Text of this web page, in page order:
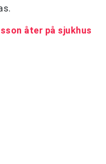
åter på sjukhus